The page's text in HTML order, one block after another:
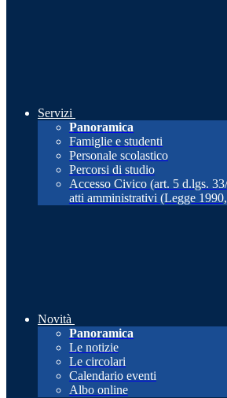
Servizi
Panoramica
Famiglie e studenti
Personale scolastico
Percorsi di studio
Accesso Civico (art. 5 d.lgs.
atti amministrativi (Legge
Novità
Panoramica
Le notizie
Le circolari
Calendario eventi
Albo online